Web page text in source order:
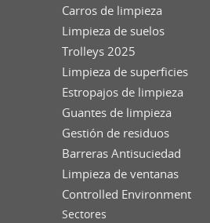
Carros de limpieza
Limpieza de suelos
Trolleys 2025
Limpieza de superficies
Estropajos de limpieza
Guantes de limpieza
Gestión de residuos
Barreras Antisuciedad
Limpieza de ventanas
Controlled Environment
Sectores